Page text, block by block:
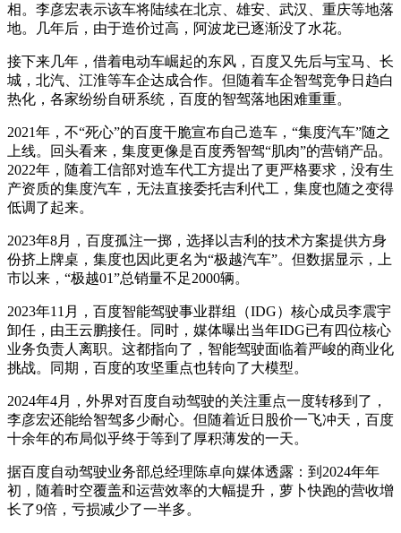
相。李彦宏表示该车将陆续在北京、雄安、武汉、重庆等地落
地。几年后，由于造价过高，阿波龙已逐渐没了水花。
接下来几年，借着电动车崛起的东风，百度又先后与宝马、长
城，北汽、江淮等车企达成合作。但随着车企智驾竞争日趋白
热化，各家纷纷自研系统，百度的智驾落地困难重重。
2021年，不“死心”的百度干脆宣布自己造车，“集度汽车”随之
上线。回头看来，集度更像是百度秀智驾“肌肉”的营销产品。
2022年，随着工信部对造车代工方提出了更严格要求，没有生
产资质的集度汽车，无法直接委托吉利代工，集度也随之变得
低调了起来。
2023年8月，百度孤注一掷，选择以吉利的技术方案提供方身
份挤上牌桌，集度也因此更名为“极越汽车”。但数据显示，上
市以来，“极越01”总销量不足2000辆。
2023年11月，百度智能驾驶事业群组（IDG）核心成员李震宇
卸任，由王云鹏接任。同时，媒体曝出当年IDG已有四位核心
业务负责人离职。这都指向了，智能驾驶面临着严峻的商业化
挑战。同期，百度的攻坚重点也转向了大模型。
2024年4月，外界对百度自动驾驶的关注重点一度转移到了，
李彦宏还能给智驾多少耐心。但随着近日股价一飞冲天，百度
十余年的布局似乎终于等到了厚积薄发的一天。
据百度自动驾驶业务部总经理陈卓向媒体透露：到2024年年
初，随着时空覆盖和运营效率的大幅提升，萝卜快跑的营收增
长了9倍，亏损减少了一半多。